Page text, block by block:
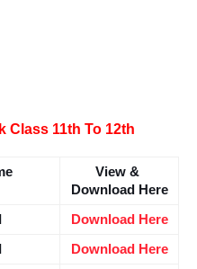
Class 11th To 12th
View &
Download Here
Download Here
Download Here